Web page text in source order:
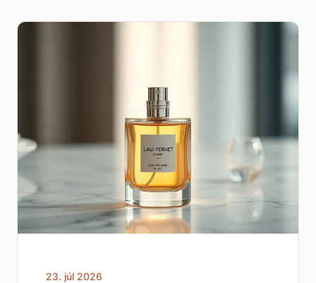
23. júl 2026